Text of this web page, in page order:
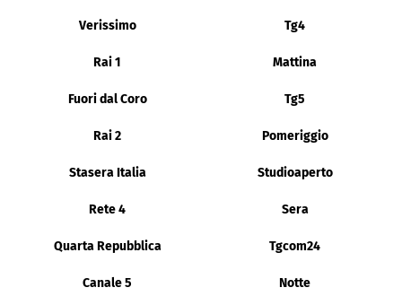
Verissimo Tg4
Rai 1 Mattina
Fuori dal Coro Tg5
Rai 2 Pomeriggio
Stasera Italia Studioaperto
Rete 4 Sera
Quarta Repubblica Tgcom24
Canale 5 Notte